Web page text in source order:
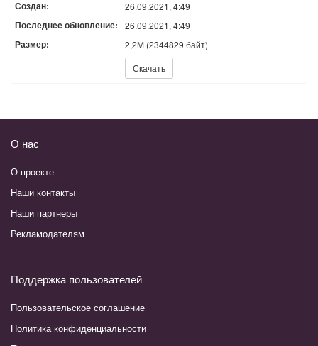
Создан: 26.09.2021, 4:49
Последнее обновление: 26.09.2021, 4:49
Размер: 2,2M (2344829 байт)
Скачать
О нас
О проекте
Наши контакты
Наши партнеры
Рекламодателям
Поддержка пользователей
Пользовательское соглашение
Политика конфиденциальности